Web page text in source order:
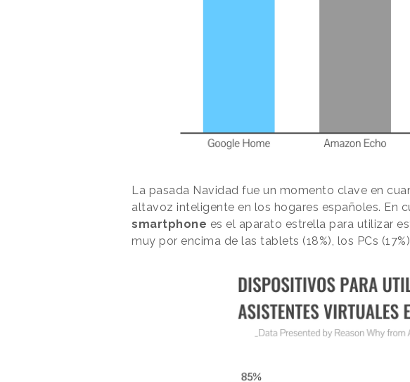
La pasada Navidad fue un momento clave en
altavoz inteligente en los hogares españoles. En
smartphone es el aparato estrella para utilizar
muy por encima de las tablets (18%), los PCs